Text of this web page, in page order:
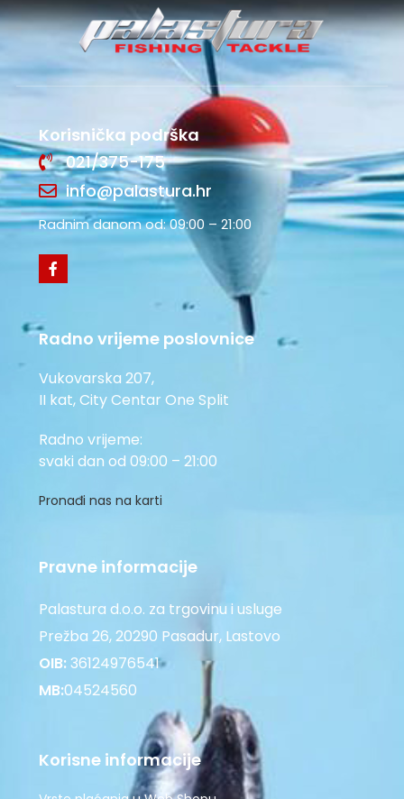
Korisnička podrška
021/375-175
info@palastura.hr
Radnim danom od: 09:00 – 21:00
Radno vrijeme poslovnice
Vukovarska 207,
II kat, City Centar One Split
Radno vrijeme:
svaki dan od 09:00 – 21:00
Pronađi nas na karti
Pravne informacije
Palastura d.o.o. za trgovinu i usluge
Prežba 26, 20290 Pasadur, Lastovo
OIB:36124976541
MB:04524560
Korisne informacije